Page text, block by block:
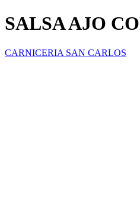
SALSA AJO
CARNICERIA SAN CARLOS